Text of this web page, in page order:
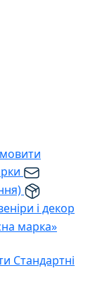
і декор
марка»
Стандартні